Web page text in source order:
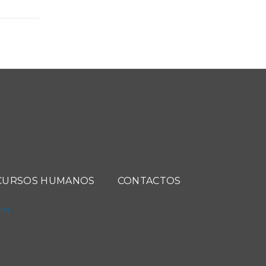
HUMANOS CONTACTOS